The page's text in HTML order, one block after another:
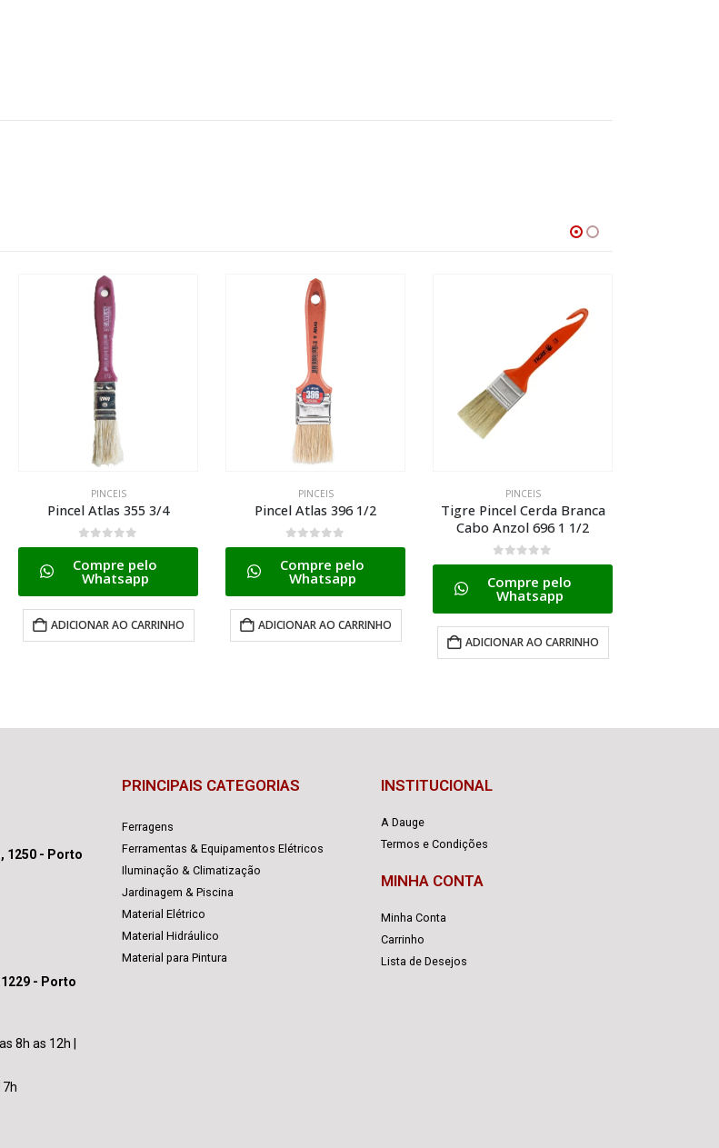
PINCEIS
Pincel Atlas 396 1/2
0de 5
Compre pelo
Whatsapp
ADICIONAR AO CARRINHO
PINCEIS
Tigre Pincel Cerda Branca
Cabo Anzol 696 1 1/2
0de 5
Compre pelo
Whatsapp
ADICIONAR AO CARRINHO
PINCEIS
Pad P/pintura de Cantos
Atlas At750/60
0de 5
Compre pelo
Whatsapp
ADICIONAR AO CARRINHO
1250 - Porto
- Porto
8h as 12h |
PRINCIPAIS CATEGORIAS
Ferragens
Ferramentas & Equipamentos Elétricos
Iluminação & Climatização
Jardinagem & Piscina
Material Elétrico
Material Hidráulico
Material para Pintura
INSTITUCIONAL
A Dauge
Termos e Condições
MINHA CONTA
Minha Conta
Carrinho
Lista de Desejos